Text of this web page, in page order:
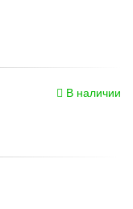
В наличии